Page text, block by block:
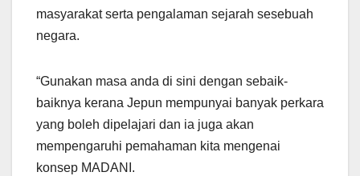
masyarakat serta pengalaman sejarah sesebuah
negara.
“Gunakan masa anda di sini dengan sebaik-
baiknya kerana Jepun mempunyai banyak perkara
yang boleh dipelajari dan ia juga akan
mempengaruhi pemahaman kita mengenai
konsep MADANI.